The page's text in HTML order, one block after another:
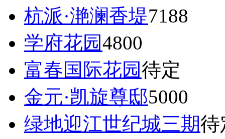
杭派·滟澜香堤7188
学府花园4800
富春国际花园待定
金元·凯旋尊邸5000
绿地迎江世纪城三期待